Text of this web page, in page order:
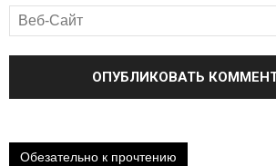
Обезательно к прочтению